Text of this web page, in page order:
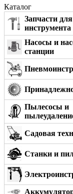
Каталог
Запчасти для
инструмента
Насосы и
станции
Пылесосы и
Садовая
Станки и